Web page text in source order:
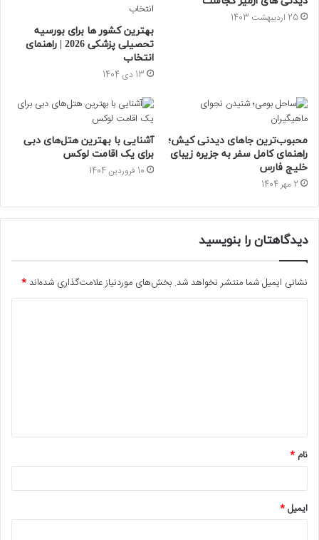
25 اردیبهشت 1403
بهترین کشور ها برای بورسیه
تحصیلی پزشکی 2026 | راهنمای
انتخاب
13 دی 1404
محبوب‌ترین جاهای دیدنی کیش؛
راهنمای کامل سفر به جزیره زیبای
خلیج فارس
2 مهر 1404
آشنایی با بهترین هتل‌های دبی
برای یک اقامت لوکس
10 فروردین 1404
دیدگاهتان را بنویسید
نشانی ایمیل شما منتشر نخواهد شد. بخش‌های موردنیاز علامت‌گذاری شده‌اند*
*
نام *
ایمیل*